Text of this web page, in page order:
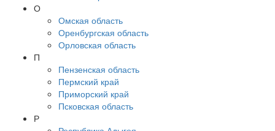
О
Омская область
Оренбургская область
Орловская область
П
Пензенская область
Пермский край
Приморский край
Псковская область
Р